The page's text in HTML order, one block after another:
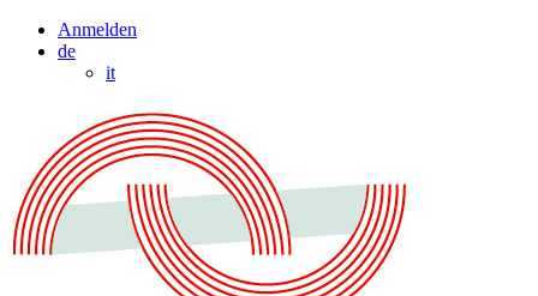
Anmelden
de
it